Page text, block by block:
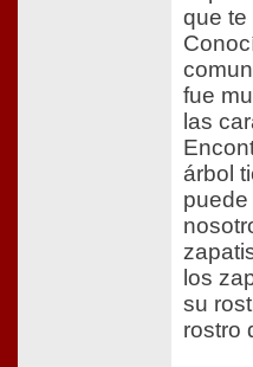
que te
fue
las
árbol
los
su
rostro